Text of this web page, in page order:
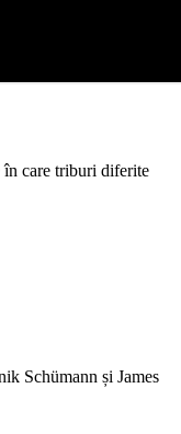
în care triburi diferite
Schümann și James